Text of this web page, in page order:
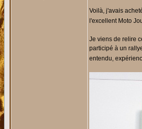
Voilà, j'avais
l'excellent Moto
Je viens de relire
participé à un
entendu,